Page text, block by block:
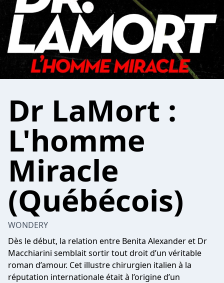
Dr LaMort :
L'homme
Miracle
(Québécois)
WONDERY
Dès le début, la relation entre Benita Alexander et Dr
Macchiarini semblait sortir tout droit d’un véritable
roman d’amour. Cet illustre chirurgien italien à la
réputation internationale était à l’origine d’un